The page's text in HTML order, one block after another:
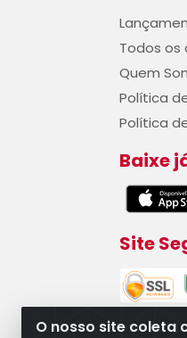
O nosso site coleta
Todos
Quem
Política
Política
Baixe
Site